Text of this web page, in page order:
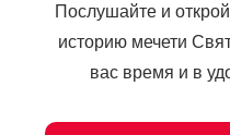
Послушайте и
историю мечети
вас время и в